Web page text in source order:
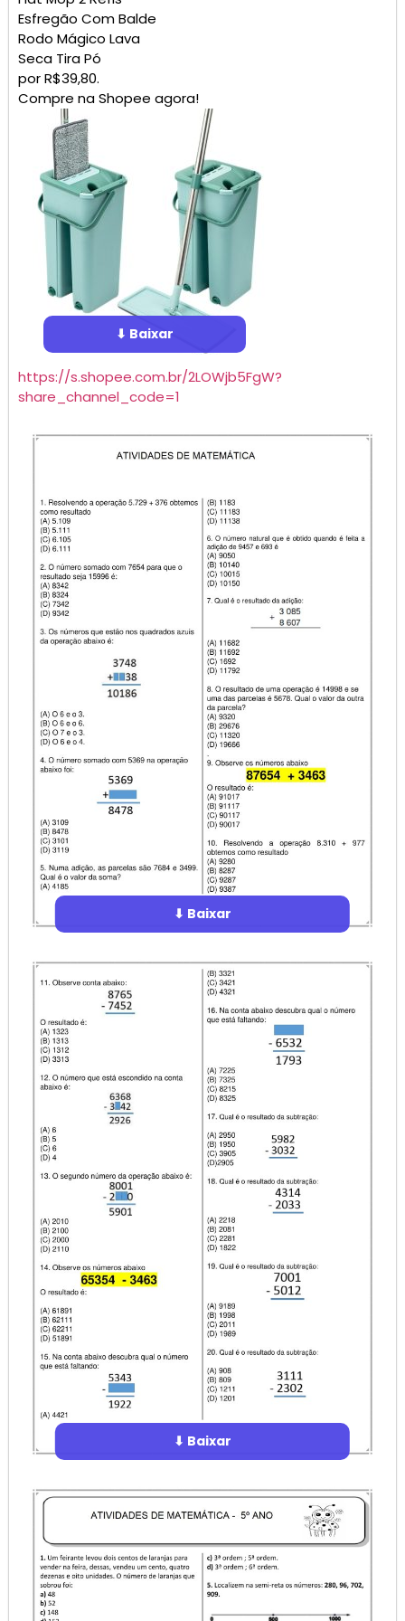
Esfregão Com Balde
Rodo Mágico Lava
Seca Tira Pó
por R$39,80.
Compre na Shopee agora!
⬇ Baixar
https://s.shopee.com.br/2LOWjb5FgW?
share_channel_code=1
⬇ Baixar
⬇ Baixar